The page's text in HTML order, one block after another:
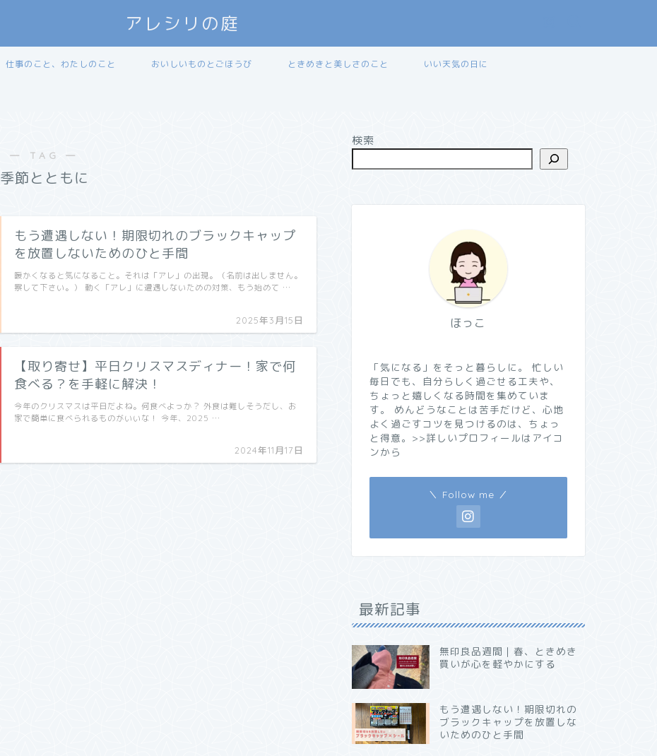
アレシリの庭
仕事のこと、わたしのこと おいしいものとごほうび ときめきと美しさのこと いい天気の日に
― TAG ―
季節とともに
もう遭遇しない！期限切れのブラックキャップ
を放置しないためのひと手間
2025年3月15日
暖かくなると気になること。それは「アレ」の出現。（名前は出しません。
察して下さい。） 動く「アレ」に遭遇しないための対策、もう始めて …
【取り寄せ】平日クリスマスディナー！家で何
食べる？を手軽に解決！
2024年11月17日
今年のクリスマスは平日だよね。何食べよっか？ 外食は難しそうだし、お
家で簡単に食べられるものがいいな！ 今年、2025 …
検索
ほっこ
「気になる」をそっと暮らしに。 忙しい
毎日でも、自分らしく過ごせる工夫や、
ちょっと嬉しくなる時間を集めていま
す。 めんどうなことは苦手だけど、心地
よく過ごすコツを見つけるのは、ちょっ
と得意。>>詳しいプロフィールはアイコ
ンから
＼ Follow me ／
最新記事
無印良品週間｜春、ときめき
買いが心を軽やかにする
もう遭遇しない！期限切れの
ブラックキャップを放置しな
いためのひと手間